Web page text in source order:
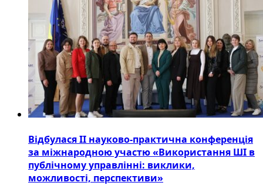
Відбулася ІІ науково-практична конференція
за міжнародною участю «Використання ШІ в
публічному управлінні: виклики,
можливості, перспективи»